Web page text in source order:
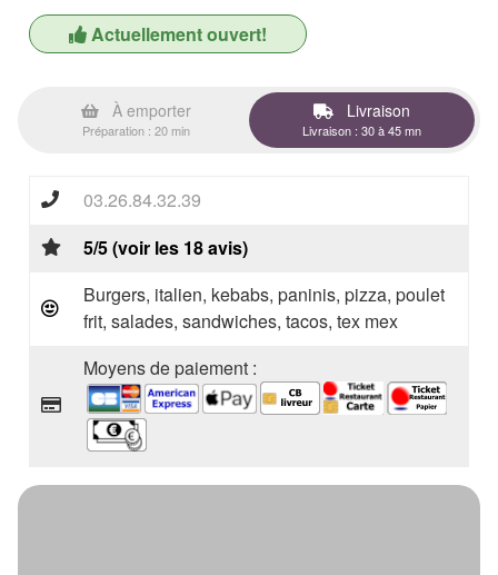
Actuellement ouvert!
À emporter
Préparation : 20 min
Livraison
Livraison : 30 à 45 mn
03.26.84.32.39
5/5 (voir les 18 avis)
Burgers, italien, kebabs, paninis, pizza, poulet
frit, salades, sandwiches, tacos, tex mex
Moyens de paiement :